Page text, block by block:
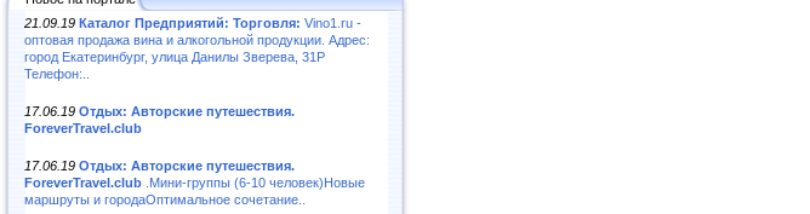
21.09.19 Каталог Предприятий: Торговля: Vino1.ru -
оптовая продажа вина и алкогольной продукции. Адрес:
город Екатеринбург, улица Данилы Зверева, 31Р
Телефон:..
17.06.19 Отдых: Авторские путешествия.
ForeverTravel.club
17.06.19 Отдых: Авторские путешествия.
ForeverTravel.club .Мини-группы (6-10 человек)Новые
маршруты и городаОптимальное сочетание..